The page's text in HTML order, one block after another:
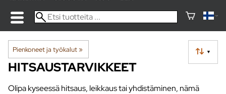
Pienkoneet ja työkalut‪» ▼
HITSAUSTARVIKKEET
Olipa kyseessä hitsaus, leikkaus tai yhdistäminen, nämä